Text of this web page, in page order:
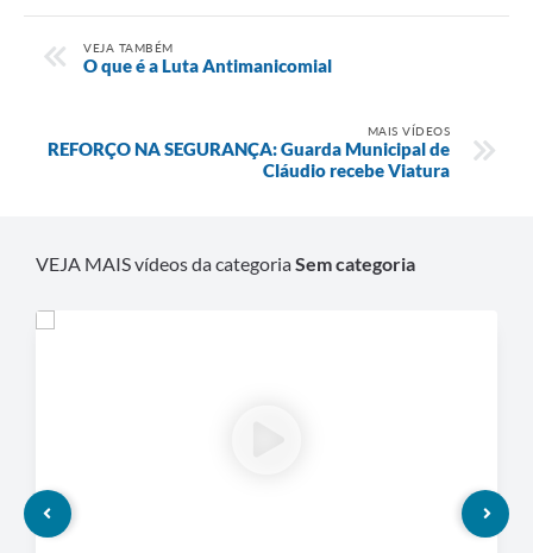
VEJA TAMBÉM
O que é a Luta Antimanicomial
MAIS VÍDEOS
REFORÇO NA SEGURANÇA: Guarda Municipal de
Cláudio recebe Viatura
VEJA MAIS vídeos da categoriaSem categoria